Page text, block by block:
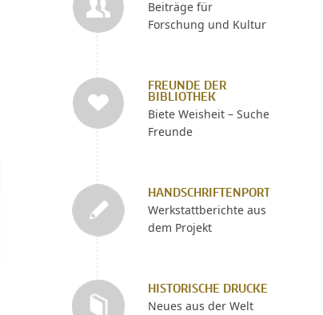
Beiträge für
Forschung und Kultur
FREUNDE DER
BIBLIOTHEK
Biete Weisheit – Suche
Freunde
HANDSCHRIFTENPORTAL
Werkstattberichte aus
dem Projekt
HISTORISCHE DRUCKE
Neues aus der Welt